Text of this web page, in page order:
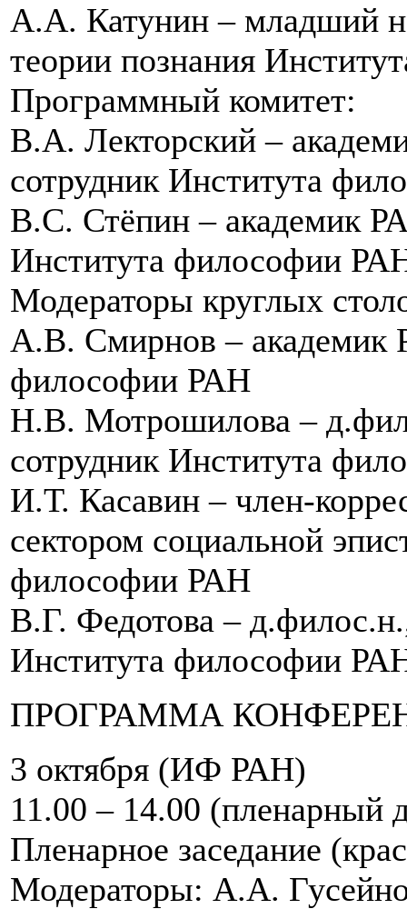
А.А. Катунин – младший
теории познания
Программный комитет:
В.А. Лекторский –
сотрудник Института
В.С. Стёпин – академик
Института философии
Модераторы круглых
А.В. Смирнов – академик
философии РАН
Н.В. Мотрошилова –
сотрудник Института
И.Т. Касавин – член-
сектором социальной
философии РАН
В.Г. Федотова –
Института философии
ПРОГРАММА
3 октября (ИФ РАН)
11.00 – 14.00 (пленарный
Пленарное заседание
Модераторы: А.А.